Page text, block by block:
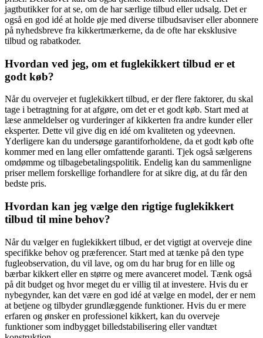
jagtbutikker for at se, om de har særlige tilbud eller udsalg. Det er
også en god idé at holde øje med diverse tilbudsaviser eller abonnere
på nyhedsbreve fra kikkertmærkerne, da de ofte har eksklusive
tilbud og rabatkoder.
Hvordan ved jeg, om et fuglekikkert tilbud er et
godt køb?
Når du overvejer et fuglekikkert tilbud, er der flere faktorer, du skal
tage i betragtning for at afgøre, om det er et godt køb. Start med at
læse anmeldelser og vurderinger af kikkerten fra andre kunder eller
eksperter. Dette vil give dig en idé om kvaliteten og ydeevnen.
Yderligere kan du undersøge garantiforholdene, da et godt køb ofte
kommer med en lang eller omfattende garanti. Tjek også sælgerens
omdømme og tilbagebetalingspolitik. Endelig kan du sammenligne
priser mellem forskellige forhandlere for at sikre dig, at du får den
bedste pris.
Hvordan kan jeg vælge den rigtige fuglekikkert
tilbud til mine behov?
Når du vælger en fuglekikkert tilbud, er det vigtigt at overveje dine
specifikke behov og præferencer. Start med at tænke på den type
fugleobservation, du vil lave, og om du har brug for en lille og
bærbar kikkert eller en større og mere avanceret model. Tænk også
på dit budget og hvor meget du er villig til at investere. Hvis du er
nybegynder, kan det være en god idé at vælge en model, der er nem
at betjene og tilbyder grundlæggende funktioner. Hvis du er mere
erfaren og ønsker en professionel kikkert, kan du overveje
funktioner som indbygget billedstabilisering eller vandtæt